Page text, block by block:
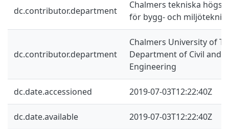
dc.contributor.department
Chalmers tekniska
för bygg- och miljöteknik
dc.contributor.department
Chalmers University of
Department of Civil and
Engineering
dc.date.accessioned 2019-07-03T12:22:40Z
dc.date.available 2019-07-03T12:22:40Z